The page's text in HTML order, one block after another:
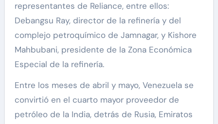
representantes de Reliance, entre ellos:
Debangsu Ray, director de la refinería y del
complejo petroquímico de Jamnagar, y Kishore
Mahbubani, presidente de la Zona Económica
Especial de la refinería.
Entre los meses de abril y mayo, Venezuela se
convirtió en el cuarto mayor proveedor de
petróleo de la India, detrás de Rusia, Emiratos